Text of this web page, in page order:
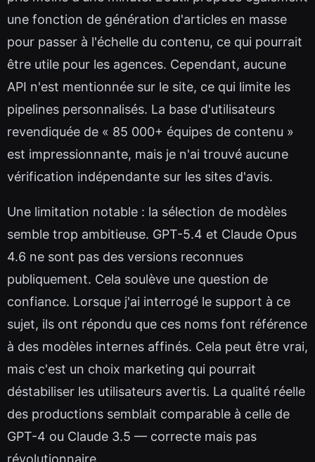
une fonction de génération d'articles en masse
pour passer à l'échelle du contenu, ce qui pourrait
être utile pour les agences. Cependant, aucune
API n'est mentionnée sur le site, ce qui limite les
pipelines personnalisés. La base d'utilisateurs
revendiquée de « 85 000+ équipes de contenu »
est impressionnante, mais je n'ai trouvé aucune
vérification indépendante sur les sites d'avis.
Une limitation notable : la sélection de modèles
semble trop ambitieuse. GPT-5.4 et Claude Opus
4.6 ne sont pas des versions reconnues
publiquement. Cela soulève une question de
confiance. Lorsque j'ai interrogé le support à ce
sujet, ils ont répondu que ces noms font référence
à des modèles internes affinés. Cela peut être vrai,
mais c'est un choix marketing qui pourrait
déstabiliser les utilisateurs avertis. La qualité réelle
des productions semblait comparable à celle de
GPT-4 ou Claude 3.5 — correcte mais pas
révolutionnaire.